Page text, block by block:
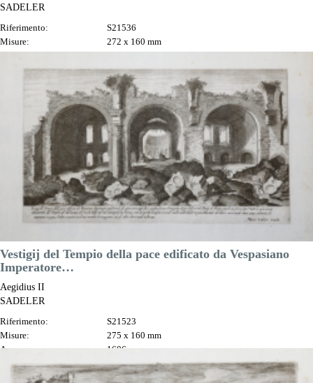
SADELER
Riferimento:
S21536
Misure:
272 x 160 mm
Luogo di Stampa:
Praga
Prezzo
100,00 €
Anteprima
DESCRIZIONE
Vestigij del Tempio della pace edificato da Vespasiano
Imperatore…
Aegidius II
SADELER
Riferimento:
S21523
Misure:
275 x 160 mm
Anno:
1606
Luogo di Stampa:
Praga
Prezzo
100,00 €